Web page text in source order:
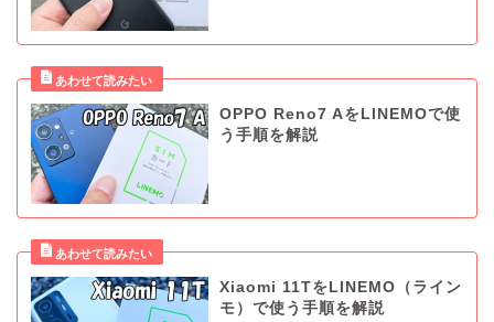
OPPO Reno7 AをLINEMOで使
う手順を解説
Xiaomi 11TをLINEMO（ライン
モ）で使う手順を解説